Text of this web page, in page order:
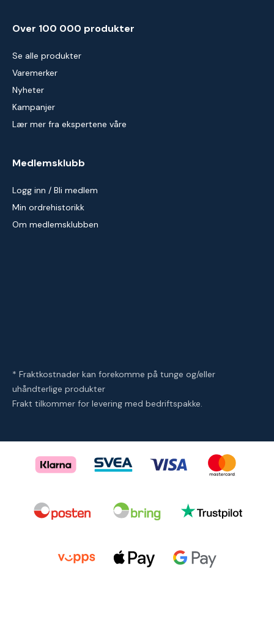
Over 100 000 produkter
Se alle produkter
Varemerker
Nyheter
Kampanjer
Lær mer fra ekspertene våre
Medlemsklubb
Logg inn / Bli medlem
Min ordrehistorikk
Om medlemsklubben
* Fraktkostnader kan forekomme på tunge og/eller
uhåndterlige produkter
Frakt tilkommer for levering med bedriftspakke.